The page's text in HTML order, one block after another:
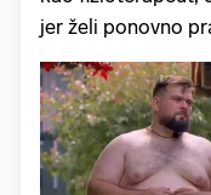
jer želi ponovno